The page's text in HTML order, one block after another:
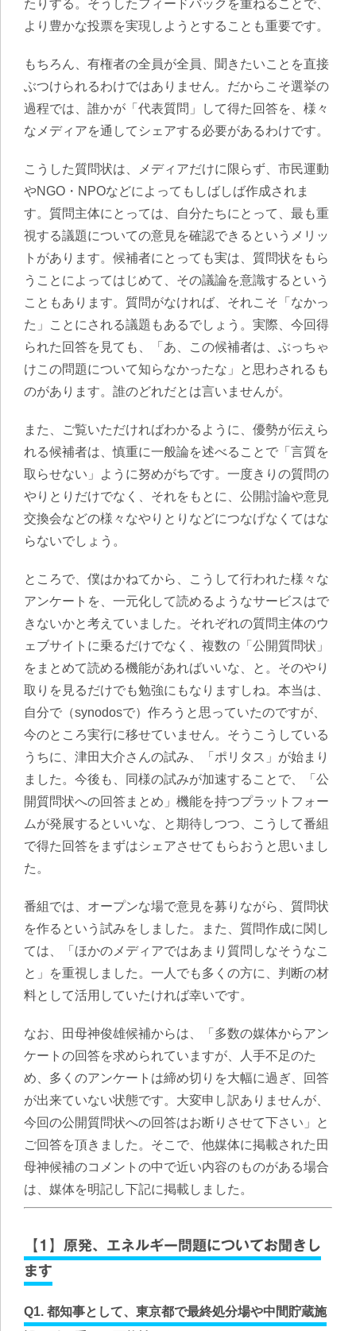
たりする。そうしたフィードバックを重ねることで、
より豊かな投票を実現しようとすることも重要です。
もちろん、有権者の全員が全員、聞きたいことを直接
ぶつけられるわけではありません。だからこそ選挙の
過程では、誰かが「代表質問」して得た回答を、様々
なメディアを通してシェアする必要があるわけです。
こうした質問状は、メディアだけに限らず、市民運動
やNGO・NPOなどによってもしばしば作成されま
す。質問主体にとっては、自分たちにとって、最も重
視する議題についての意見を確認できるというメリッ
トがあります。候補者にとっても実は、質問状をもら
うことによってはじめて、その議論を意識するという
こともあります。質問がなければ、それこそ「なかっ
た」ことにされる議題もあるでしょう。実際、今回得
られた回答を見ても、「あ、この候補者は、ぶっちゃ
けこの問題について知らなかったな」と思わされるも
のがあります。誰のどれだとは言いませんが。
また、ご覧いただければわかるように、優勢が伝えら
れる候補者は、慎重に一般論を述べることで「言質を
取らせない」ように努めがちです。一度きりの質問の
やりとりだけでなく、それをもとに、公開討論や意見
交換会などの様々なやりとりなどにつなげなくてはな
らないでしょう。
ところで、僕はかねてから、こうして行われた様々な
アンケートを、一元化して読めるようなサービスはで
きないかと考えていました。それぞれの質問主体のウ
ェブサイトに乗るだけでなく、複数の「公開質問状」
をまとめて読める機能があればいいな、と。そのやり
取りを見るだけでも勉強にもなりますしね。本当は、
自分で（synodosで）作ろうと思っていたのですが、
今のところ実行に移せていません。そうこうしている
うちに、津田大介さんの試み、「ポリタス」が始まり
ました。今後も、同様の試みが加速することで、「公
開質問状への回答まとめ」機能を持つプラットフォー
ムが発展するといいな、と期待しつつ、こうして番組
で得た回答をまずはシェアさせてもらおうと思いまし
た。
番組では、オープンな場で意見を募りながら、質問状
を作るという試みをしました。また、質問作成に関し
ては、「ほかのメディアではあまり質問しなそうなこ
と」を重視しました。一人でも多くの方に、判断の材
料として活用していたければ幸いです。
なお、田母神俊雄候補からは、「多数の媒体からアン
ケートの回答を求められていますが、人手不足のた
め、多くのアンケートは締め切りを大幅に過ぎ、回答
が出来ていない状態です。大変申し訳ありませんが、
今回の公開質問状への回答はお断りさせて下さい」と
ご回答を頂きました。そこで、他媒体に掲載された田
母神候補のコメントの中で近い内容のものがある場合
は、媒体を明記し下記に掲載しました。
【1】原発、エネルギー問題についてお聞きし
ます
Q1. 都知事として、東京都で最終処分場や中間貯蔵施